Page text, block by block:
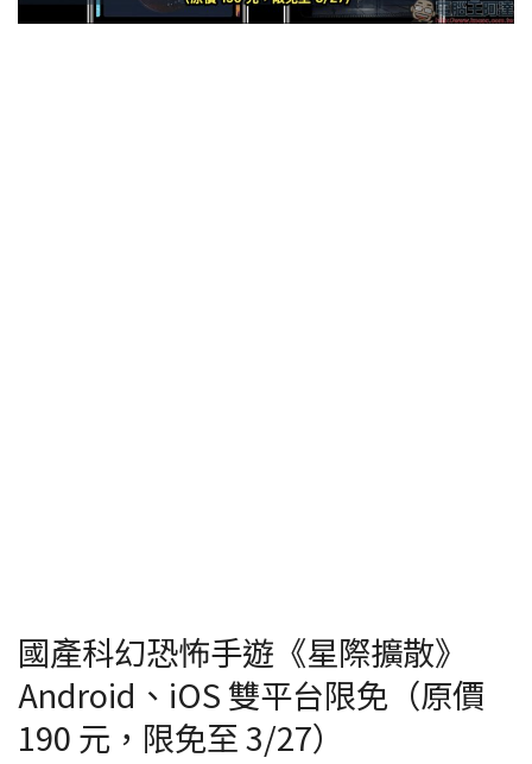
國產科幻恐怖手遊《星際擴散》
Android、iOS 雙平台限免（原價
190 元，限免至 3/27）